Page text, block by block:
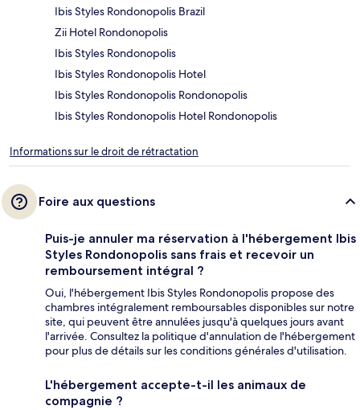
Ibis Styles Rondonopolis Brazil
Zii Hotel Rondonopolis
Ibis Styles Rondonopolis
Ibis Styles Rondonopolis Hotel
Ibis Styles Rondonopolis Rondonopolis
Ibis Styles Rondonopolis Hotel Rondonopolis
Informations sur le droit de rétractation
Foire aux questions
Puis-je annuler ma réservation à l'hébergement Ibis
Styles Rondonopolis sans frais et recevoir un
remboursement intégral ?
Oui, l'hébergement Ibis Styles Rondonopolis propose des
chambres intégralement remboursables disponibles sur notre
site, qui peuvent être annulées jusqu'à quelques jours avant
l'arrivée. Consultez la politique d'annulation de l'hébergement
pour plus de détails sur les conditions générales d'utilisation.
L'hébergement accepte-t-il les animaux de
compagnie ?